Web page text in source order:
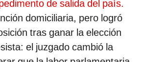
de salida del país.
domiciliaria, pero logró
tras ganar la elección
el juzgado cambió la